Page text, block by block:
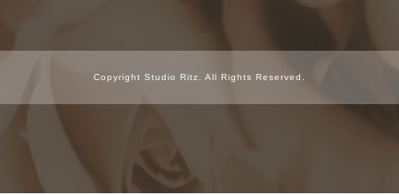
Copyright Studio Ritz. All Rights Reserved.